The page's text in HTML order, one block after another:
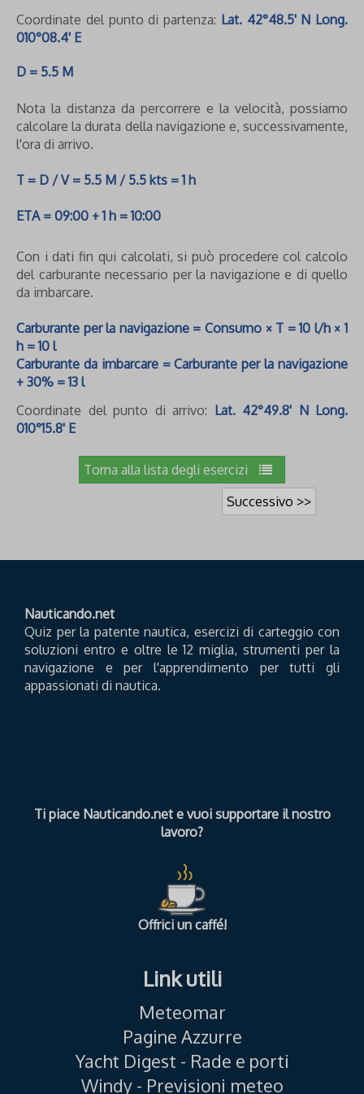
Coordinate del punto di partenza: Lat. 42°48.5' N Long.
010°08.4' E
D = 5.5 M
Nota la distanza da percorrere e la velocità, possiamo
calcolare la durata della navigazione e, successivamente,
l'ora di arrivo.
T = D / V = 5.5 M / 5.5 kts = 1 h
ETA = 09:00 + 1 h = 10:00
Con i dati fin qui calcolati, si può procedere col calcolo
del carburante necessario per la navigazione e di quello
da imbarcare.
Carburante per la navigazione = Consumo × T = 10 l/h × 1
h = 10 l
Carburante da imbarcare = Carburante per la navigazione
+ 30% = 13 l
Coordinate del punto di arrivo: Lat. 42°49.8' N Long.
010°15.8' E
Torna alla lista degli esercizi
Successivo >>
Nauticando.net
Quiz per la patente nautica, esercizi di carteggio con
soluzioni entro e oltre le 12 miglia, strumenti per la
navigazione e per l'apprendimento per tutti gli
appassionati di nautica.
Ti piace Nauticando.net e vuoi supportare il nostro
lavoro?
Offrici un caffé!
Link utili
Meteomar
Pagine Azzurre
Yacht Digest - Rade e porti
Windy - Previsioni meteo